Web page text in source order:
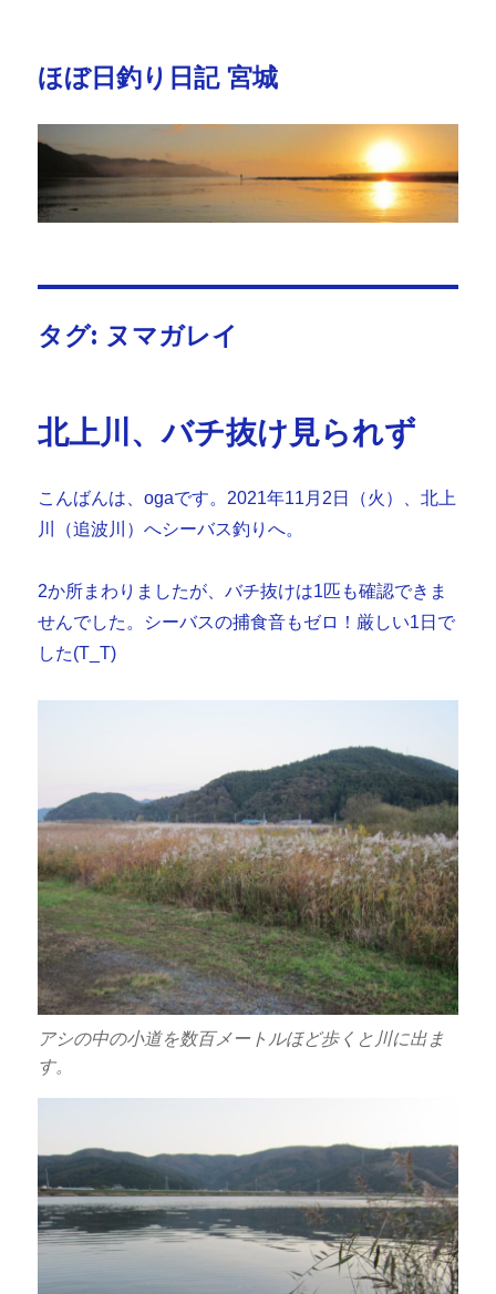
ほぼ日釣り日記 宮城
タグ: ヌマガレイ
北上川、バチ抜け見られず
こんばんは、ogaです。2021年11月2日（火）、北上
川（追波川）へシーバス釣りへ。
2か所まわりましたが、バチ抜けは1匹も確認できま
せんでした。シーバスの捕食音もゼロ！厳しい1日で
した(T_T)
アシの中の小道を数百メートルほど歩くと川に出ま
す。